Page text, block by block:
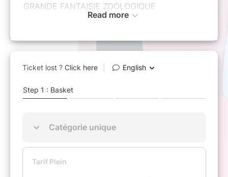
GRANDE FANTAISIE ZOOLOGIQUE
Carnaval des animauxa ensuite été joué à
réputation de musicien sérieux, Saint-Saëns
s’est opposé à son exécution publique, à
l’exception du « Cygne ».
la plus célèbre. Notamment « Aquarium » qui
ouvre chaque séance du Festival de Cannes.
Maître de l’humour absurde, Francis Blanche a
écrit un texte facétieux qui n’a toujours pas
Read more